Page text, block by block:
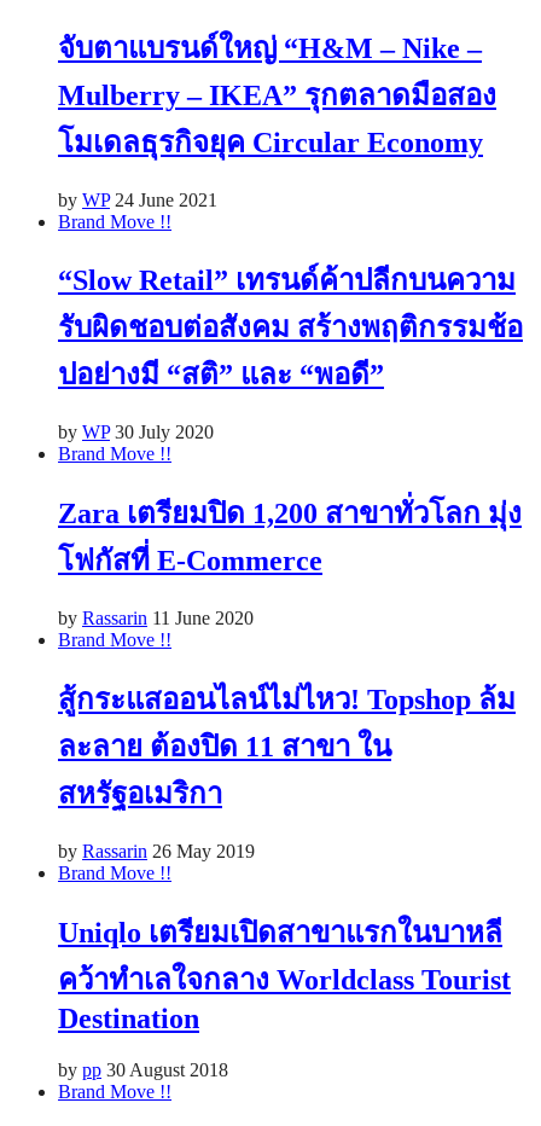
จับตาแบรนด์ใหญ่ “H&M – Nike –
Mulberry – IKEA” รุกตลาดมือสอง
โมเดลธุรกิจยุค Circular Economy
by WP 24 June 2021
Brand Move !!
“Slow Retail” เทรนด์ค้าปลีกบนความ
รับผิดชอบต่อสังคม สร้างพฤติกรรมช้อ
ปอย่างมี “สติ” และ “พอดี”
by WP 30 July 2020
Brand Move !!
Zara เตรียมปิด 1,200 สาขาทั่วโลก มุ่ง
โฟกัสที่ E-Commerce
by Rassarin 11 June 2020
Brand Move !!
สู้กระแสออนไลน์ไม่ไหว! Topshop ล้ม
ละลาย ต้องปิด 11 สาขา ใน
สหรัฐอเมริกา
by Rassarin 26 May 2019
Brand Move !!
Uniqlo เตรียมเปิดสาขาแรกในบาหลี
คว้าทำเลใจกลาง Worldclass Tourist
Destination
by pp 30 August 2018
Brand Move !!